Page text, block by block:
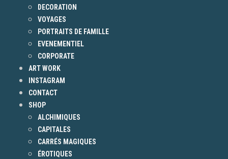
DECORATION
VOYAGES
PORTRAITS DE FAMILLE
EVENEMENTIEL
CORPORATE
ART WORK
INSTAGRAM
CONTACT
SHOP
ALCHIMIQUES
CAPITALES
CARRÉS MAGIQUES
ÉROTIQUES